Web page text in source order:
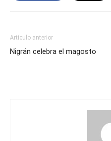
Artículo anterior
Nigrán celebra el magosto